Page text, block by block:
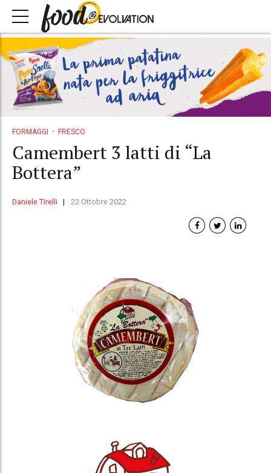
FORMAGGI FRESCO
Camembert 3 latti di “La
Bottera”
Daniele Tirelli 22 Ottobre 2022